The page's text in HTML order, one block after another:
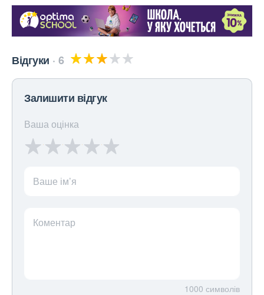
Відгуки 6
Залишити відгук
Ваша оцінка
Ваше ім’я
Коментар
1000 символів